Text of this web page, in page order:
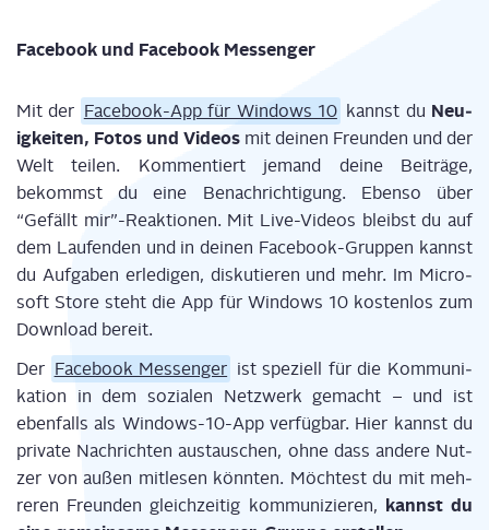
Face­book und Face­book Messenger
Mit der Face­book-App für Win­dows 10 kannst du Neu­
ig­kei­ten, Fotos und Vide­os mit dei­nen Freun­den und der
Welt tei­len. Kom­men­tiert jemand dei­ne Bei­trä­ge,
bekommst du eine Benach­rich­ti­gung. Eben­so über
“Gefällt mir”-Reaktionen. Mit Live-Vide­os bleibst du auf
dem Lau­fen­den und in dei­nen Face­book-Grup­pen kannst
du Auf­ga­ben erle­di­gen, dis­ku­tie­ren und mehr. Im Micro­
soft Store steht die App für Win­dows 10 kos­ten­los zum
Down­load bereit.
Der Face­book Mes­sen­ger ist spe­zi­ell für die Kom­mu­ni­
ka­ti­on in dem sozia­len Netz­werk gemacht – und ist
eben­falls als Win­dows-10-App ver­füg­bar. Hier kannst du
pri­va­te Nach­rich­ten aus­tau­schen, ohne dass ande­re Nut­
zer von außen mit­le­sen könn­ten. Möch­test du mit meh­
re­ren Freun­den gleich­zei­tig kom­mu­ni­zie­ren, kannst du